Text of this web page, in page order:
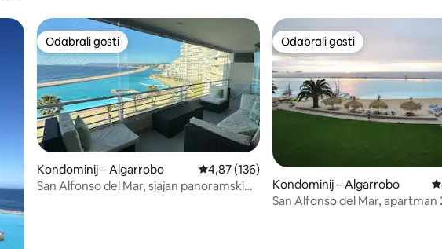
Odabrali gosti
Odabrali gosti
Kondominij – Algarrobo Prosječna ocjena: 4,87/5, recenzija: 136
4,87 (136)
San Alfonso del Mar, sjajan panoramski
Odabrali gosti
Odabrali gosti
Kondominij – Algarrobo
San Alfonso del Mar, apartman